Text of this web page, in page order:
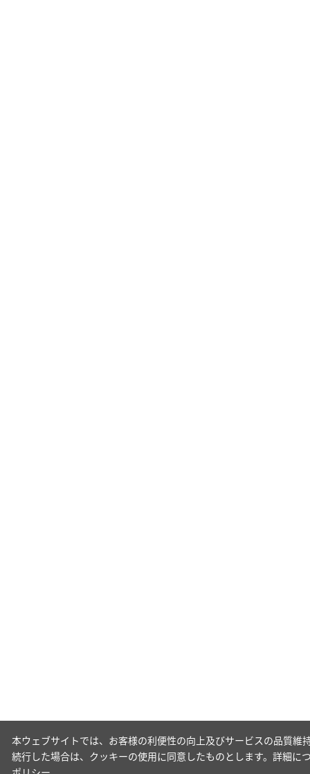
本ウェブサイトでは、お客様の利便性の向上及びサービスの品質
続行した場合は、クッキーの使用に同意したものとします。詳細